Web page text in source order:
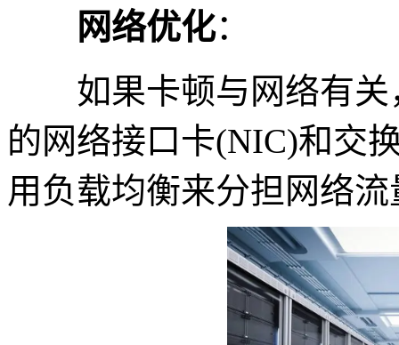
网络优化：
如果卡顿与网络有关
的网络接口卡(NIC)和交
用负载均衡来分担网络流